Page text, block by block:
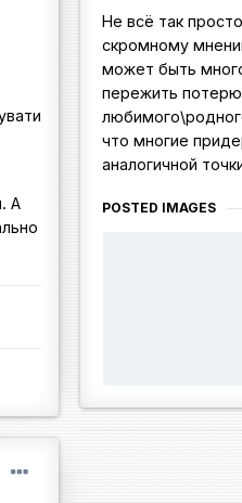
А
Не всё так
скромному
может быть
пережить потерю
что многие
аналогичной
POSTED IMAGES